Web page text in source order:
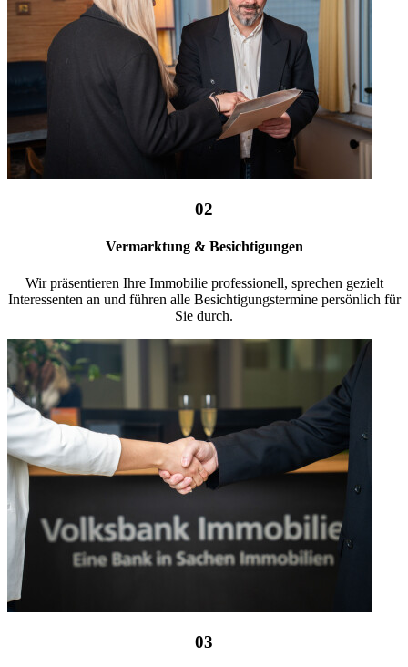
02
Vermarktung & Besichtigungen
Wir präsentieren Ihre Immobilie professionell, sprechen gezielt
Interessenten an und führen alle Besichtigungstermine persönlich für
Sie durch.
03